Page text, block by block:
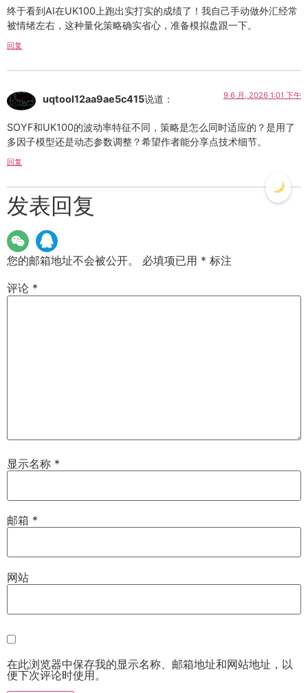
终于看到AI在UK100上跑出实打实的成绩了！我自己手动做外汇经常
被情绪左右，这种量化策略确实省心，准备模拟盘跟一下。
回复
uqtool12aa9ae5c415说道： 9 6 月, 2026 1:01 下午
SOYF和UK100的波动率特征不同，策略是怎么同时适应的？是用了
多因子模型还是动态参数调整？希望作者能分享点技术细节。
回复
发表回复
您的邮箱地址不会被公开。 必填项已用 * 标注
评论 *
显示名称 *
邮箱 *
网站
在此浏览器中保存我的显示名称、邮箱地址和网站地址，以
便下次评论时使用。